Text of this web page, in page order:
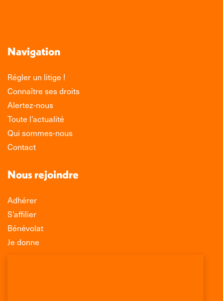
Navigation
Régler un litige !
Connaître ses droits
Alertez-nous
Toute l’actualité
Qui sommes-nous
Contact
Nous rejoindre
Adhérer
S’affilier
Bénévolat
Je donne